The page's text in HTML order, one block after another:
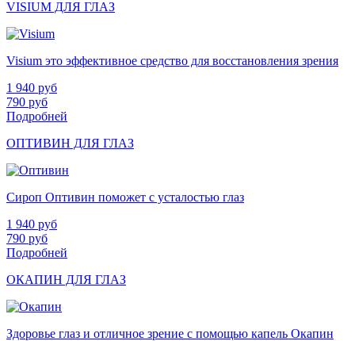
VISIUM ДЛЯ ГЛАЗ
Visium это эффективное средство для восстановления зрения
1 940 руб
790 руб
Подробней
ОПТИВИН ДЛЯ ГЛАЗ
Сироп Оптивин поможет с усталостью глаз
1 940 руб
790 руб
Подробней
ОКАПИН ДЛЯ ГЛАЗ
Здоровье глаз и отличное зрение с помощью капель Окапин